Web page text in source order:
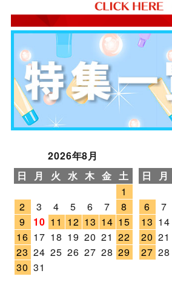
2026年8月
日
月 火 水 木 金 土
1
2
3 4 5 6 7
8
9
10 11 12 13 14 15
16 17 18 19 20 21 22
23 24 25 26 27 28 29
30 31
日
月
6
7
13 14
20 21
27 28